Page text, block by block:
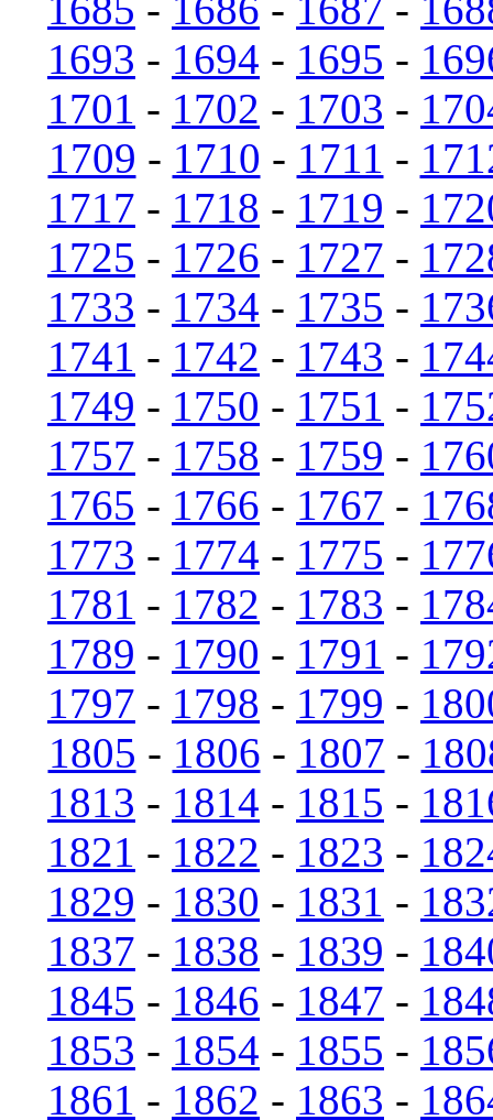
1693 - 1694 - 1695 -
1701 - 1702 - 1703 -
1709 - 1710 - 1711 -
1717 - 1718 - 1719 -
1725 - 1726 - 1727 -
1733 - 1734 - 1735 -
1741 - 1742 - 1743 -
1749 - 1750 - 1751 -
1757 - 1758 - 1759 -
1765 - 1766 - 1767 -
1773 - 1774 - 1775 -
1781 - 1782 - 1783 -
1789 - 1790 - 1791 -
1797 - 1798 - 1799 -
1805 - 1806 - 1807 -
1813 - 1814 - 1815 -
1821 - 1822 - 1823 -
1829 - 1830 - 1831 -
1837 - 1838 - 1839 -
1845 - 1846 - 1847 -
1853 - 1854 - 1855 -
1861 - 1862 - 1863 -